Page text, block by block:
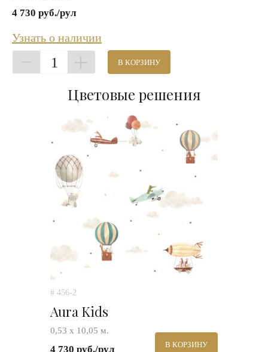
4 730 руб./рул
Узнать о наличии
1 В КОРЗИНУ
Цветовые решения
# 456-2
Aura Kids
0,53 х 10,05 м.
4 730 руб./рул В КОРЗИНУ